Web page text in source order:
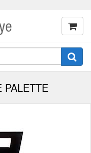
PALETTE